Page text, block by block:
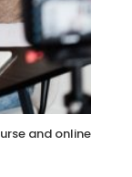
and online